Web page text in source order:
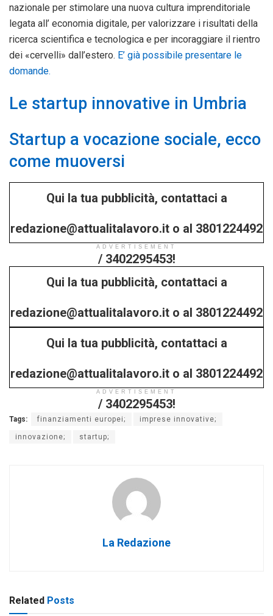
nazionale per stimolare una nuova cultura imprenditoriale
legata all’ economia digitale, per valorizzare i risultati della
ricerca scientifica e tecnologica e per incoraggiare il rientro
dei «cervelli» dall’estero. E’ già possibile presentare le
domande.
Le startup innovative in Umbria
Startup a vocazione sociale, ecco
come muoversi
Qui la tua pubblicità, contattaci a
redazione@attualitalavoro.it o al 3801224492
/ 3402295453!
ADVERTISEMENT
Qui la tua pubblicità, contattaci a
redazione@attualitalavoro.it o al 3801224492
/ 3402295453!
Qui la tua pubblicità, contattaci a
redazione@attualitalavoro.it o al 3801224492
/ 3402295453!
ADVERTISEMENT
Tags: finanziamenti europei; imprese innovative;
innovazione; startup;
La Redazione
Related Posts